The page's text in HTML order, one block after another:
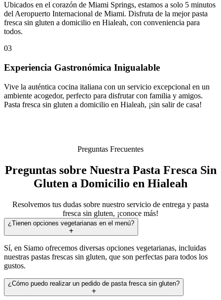
Ubicados en el corazón de Miami Springs, estamos a solo 5 minutos
del Aeropuerto Internacional de Miami. Disfruta de la mejor pasta
fresca sin gluten a domicilio en Hialeah, con conveniencia para
todos.
03
Experiencia Gastronómica Inigualable
Vive la auténtica cocina italiana con un servicio excepcional en un
ambiente acogedor, perfecto para disfrutar con familia y amigos.
Pasta fresca sin gluten a domicilio en Hialeah, ¡sin salir de casa!
Preguntas Frecuentes
Preguntas sobre Nuestra Pasta Fresca Sin
Gluten a Domicilio en Hialeah
Resolvemos tus dudas sobre nuestro servicio de entrega y pasta
fresca sin gluten, ¡conoce más!
¿Tienen opciones vegetarianas en el menú?
Sí, en Siamo ofrecemos diversas opciones vegetarianas, incluidas
nuestras pastas frescas sin gluten, que son perfectas para todos los
gustos.
¿Cómo puedo realizar un pedido de pasta fresca sin gluten?